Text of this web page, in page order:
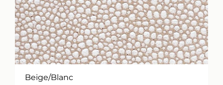
Beige/Blanc